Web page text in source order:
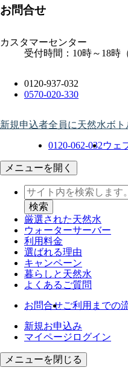
お問合せ
カスタマーセンター
受付時間：10時～18時
0120-937-032
0570-020-330
新規申込者全員に天然水ボト
0120-062-032ウェ
メニューを開く
厳選された天然水
ウォーターサーバー
利用料金
選ばれる理由
キャンペーン
暮らしと天然水
よくあるご質問
お問合せご利用までの
新規お申込み
マイページログイン
メニューを閉じる